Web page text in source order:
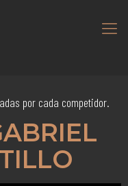
por cada competidor.